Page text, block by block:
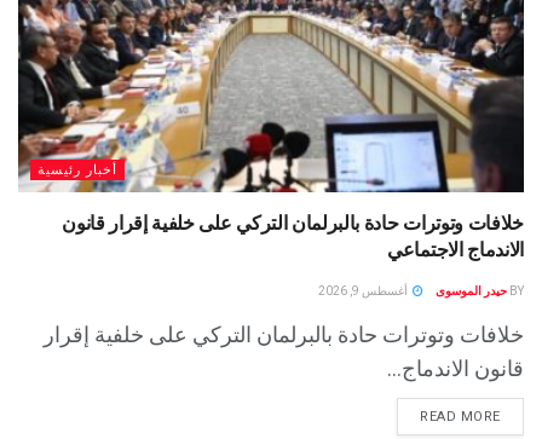
أخبار رئيسية
خلافات وتوترات حادة بالبرلمان التركي على خلفية إقرار قانون
الاندماج الاجتماعي
BY حيدر الموسوى أغسطس 9, 2026
خلافات وتوترات حادة بالبرلمان التركي على خلفية إقرار
قانون الاندماج...
READ MORE